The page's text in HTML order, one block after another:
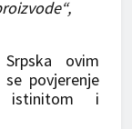
ovim
povjerenje
istinitom i